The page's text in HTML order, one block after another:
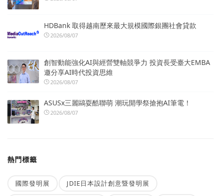
HDBank 取得越南歷來最大規模國際銀團社會貸款
2026/08/07
創智動能強化AI與經營雙軸競爭力 投資長受臺大EMBA
邀分享AI時代投資思維
2026/08/07
ASUSx三麗鷗耍酷聯萌 潮玩開學祭搶抱AI筆電！
2026/08/07
熱門標籤
國際發明展 JDIE日本設計創意暨發明展